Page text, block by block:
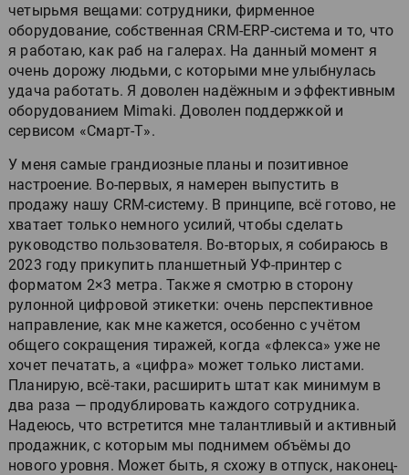
четырьмя вещами: сотрудники, фирменное
оборудование, собственная CRM-ERP-система и то, что
я работаю, как раб на галерах. На данный момент я
очень дорожу людьми, с которыми мне улыбнулась
удача работать. Я доволен надёжным и эффективным
оборудованием Mimaki. Доволен поддержкой и
сервисом «Смарт-Т».
У меня самые грандиозные планы и позитивное
настроение. Во-первых, я намерен выпустить в
продажу нашу CRM-систему. В принципе, всё готово, не
хватает только немного усилий, чтобы сделать
руководство пользователя. Во-вторых, я собираюсь в
2023 году прикупить планшетный УФ-принтер с
форматом 2×3 метра. Также я смотрю в сторону
рулонной цифровой этикетки: очень перспективное
направление, как мне кажется, особенно с учётом
общего сокращения тиражей, когда «флекса» уже не
хочет печатать, а «цифра» может только листами.
Планирую, всё-таки, расширить штат как минимум в
два раза — продублировать каждого сотрудника.
Надеюсь, что встретится мне талантливый и активный
продажник, с которым мы поднимем объёмы до
нового уровня. Может быть, я схожу в отпуск, наконец-